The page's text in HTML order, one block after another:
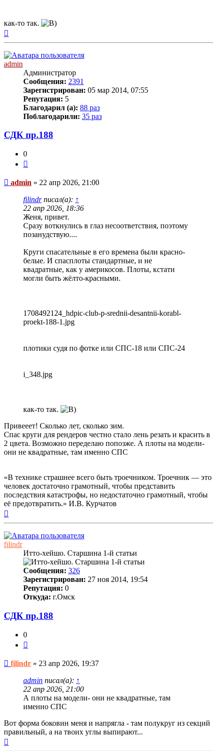
как-то так.
admin
Администратор
Сообщения: 2391
Зарегистрирован: 05 мар 2014, 07:55
Репутация: 5
Благодарил (а): 88 раз
Поблагодарили: 35 раз
СДК пр.188
0
Непрочитанное
admin » 22 апр 2026, 21:00
filindrписал(а): ↑
22 апр 2026, 18:36
Женя, привет.
Сразу воткнулись в глаз несоответствия, поэтому
позанудствую....
Круги спасательные в его времена были красно-
белые. И спасплоты стандартные, и не
квадратные, как у америкосов. Плоты, кстати
могли быть жёлто-красными.
1708492124_hdpic-club-p-srednii-desantnii-korabl-
proekt-188-1.jpg
плотики судя по фотке или СПС-18 или СПС-24
i_348.jpg
как-то так.
Привееет! Сколько лет, сколько зим.
Спас круги для рендеров честно стало лень резать и красить в
2 цвета. Возможно переделаю попозже. А плоты на модели-
они не квадратные, там именно СПС
«В технике страшнее всего быть троечником. Троечник — это
человек достаточно грамотный, чтобы представить
последствия катастрофы, но недостаточно грамотный, чтобы
её предотвратить.» И.В. Курчатов
filindr
Итто-хейшо. Старшина 1-й статьи
Сообщения: 326
Зарегистрирован: 27 ноя 2014, 19:54
Репутация: 0
Откуда: г.Омск
СДК пр.188
0
Непрочитанное
filindr » 23 апр 2026, 19:37
admin писал(а): ↑
22 апр 2026, 21:00
А плоты на модели- они не квадратные, там
именно СПС
Вот форма боковин меня и напрягла - там полукруг из секций
правильный, а на твоих углы выпирают...